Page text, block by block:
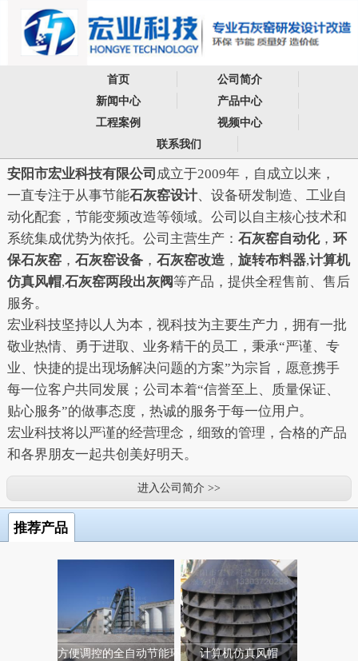
首页
公司简介
新闻中心
产品中心
工程案例
视频中心
联系我们
安阳市宏业科技有限公司 成立于2009年，自成立以来，
一直专注于从事节能石灰窑设计、设备研发制造、工业自
动化配套，节能变频改造等领域。公司以自主核心技术和
系统集成优势为依托。公司主营生产： 石灰窑自动化， 环
保石灰窑 ， 石灰窑设备 ， 石灰窑改造 ， 旋转布料器,计算机
仿真风帽,石灰窑两段出灰阀等产品，提供全程售前、售后
服务。
宏业科技坚持以人为本，视科技为主要生产力，拥有一批
敬业热情、勇于进取、业务精干的员工，秉承“严谨、专
业、快捷的提出现场解决问题的方案”为宗旨，愿意携手
每一位客户共同发展；公司本着“信誉至上、质量保证、
贴心服务”的做事态度，热诚的服务于每一位用户。
宏业科技将以严谨的经营理念，细致的管理，合格的产品
和各界朋友一起共创美好明天。
进入公司简介 >>
推荐产品
方便调控的全自动节能环... 计算机仿真风帽